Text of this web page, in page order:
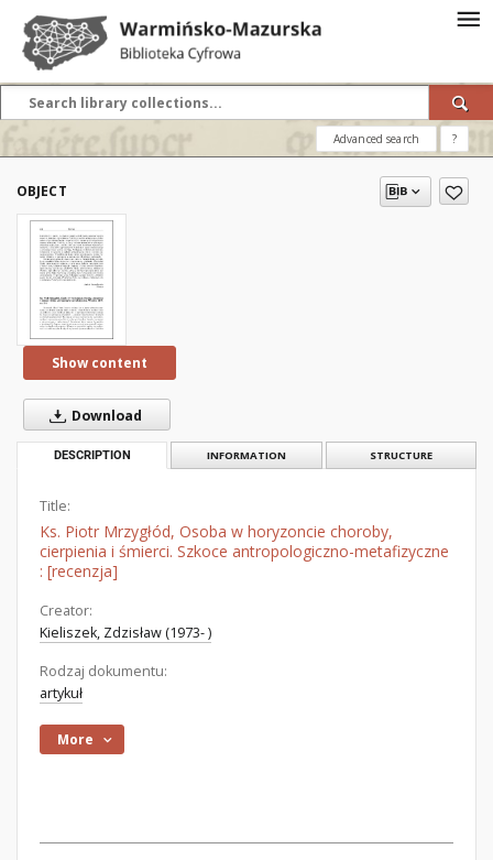
Advanced search ?
OBJECT
Show content
Download
DESCRIPTION INFORMATION STRUCTURE
Title:
Ks. Piotr Mrzygłód, Osoba w horyzoncie choroby,
cierpienia i śmierci. Szkoce antropologiczno-metafizyczne
: [recenzja]
Creator:
Kieliszek, Zdzisław (1973- )
Rodzaj dokumentu:
artykuł
More